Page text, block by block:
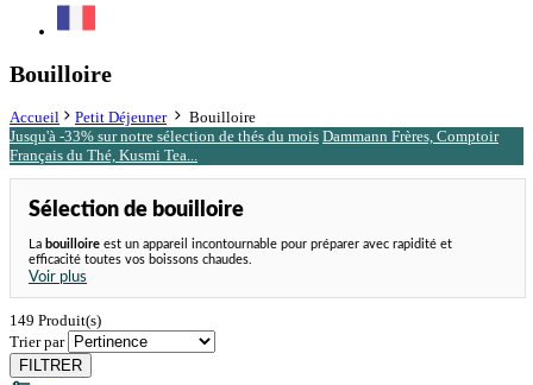
Bouilloire
Accueil Petit Déjeuner
Bouilloire
Jusqu'à -33% sur notre sélection de thés du mois Dammann Frères, Comptoir
Français du Thé, Kusmi Tea...
Sélection de bouilloire
La bouilloire est un appareil incontournable pour préparer avec rapidité et
efficacité toutes vos boissons chaudes.
Voir plus
149 Produit(s)
Trier par
FILTRER